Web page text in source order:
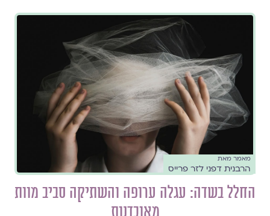
מאמר מאת
הרבנית דפני לזר פרייס
החלל בשדה: עגלה ערופה והשתיקה סביב מוות